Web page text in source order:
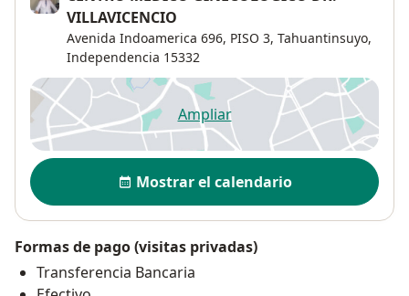
VILLAVICENCIO
Avenida Indoamerica 696, PISO 3, Tahuantinsuyo,
Independencia 15332
Ampliarse abre en una nueva
Disponibilidad
Mostrar el calendario
Formas de pago (visitas privadas)
Transferencia Bancaria